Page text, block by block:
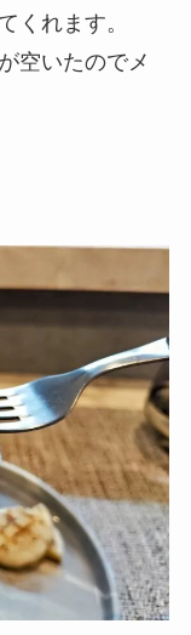
くれます。
空いたのでメ